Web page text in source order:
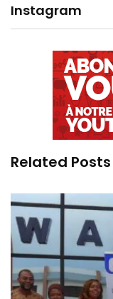
Instagram
Related Posts